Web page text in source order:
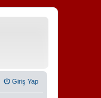
Giriş Yap